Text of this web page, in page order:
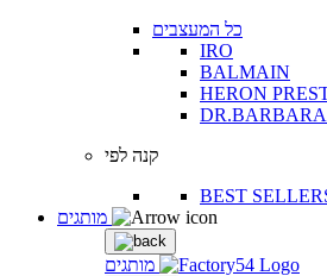
כל המעצבים
IRO
BALMAIN
HERON
קנה לפי
BEST
מותגים